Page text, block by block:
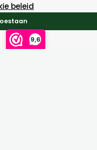
9,6
beleid